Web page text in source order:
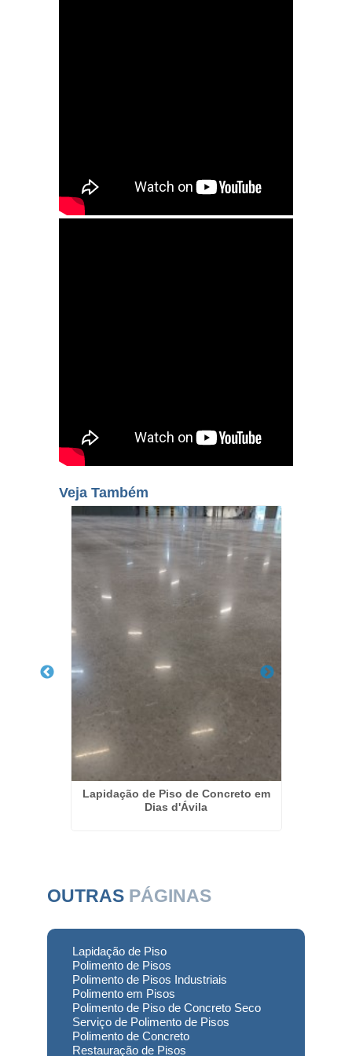
Veja Também
Lapidação de Piso de Concreto em
Dias d'Ávila
OUTRAS PÁGINAS
Lapidação de Piso
Polimento de Pisos
Polimento de Pisos Industriais
Polimento em Pisos
Polimento de Piso de Concreto Seco
Serviço de Polimento de Pisos
Polimento de Concreto
Restauração de Pisos